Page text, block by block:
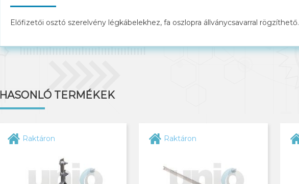
Előfizetői osztó szerelvény légkábelekhez, fa oszlopra állványcsavarral rögzíthető.
HASONLÓ TERMÉKEK
Raktáron Raktáron